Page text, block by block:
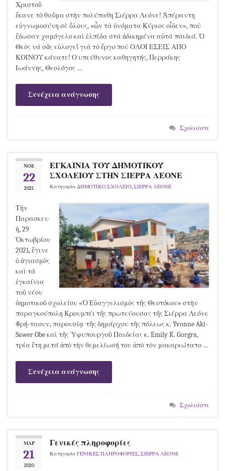
Χριστοῦ
ἔκανε τὸ θαῦμα στὴν πολύπαθη Σιέρρα Λεόνε! Ἀπέραντη
εὐγνωμοσύνη σὲ ὅλους, «ὧν τὰ ὀνόματα Κύριος οἶδεν», ποὺ
ἔδωσαν χαμόγελο καὶ ἐλπίδα στὰ ἀδικημένα αὐτὰ παιδιά. Ὁ
Θεὸς νὰ σᾶς εὐλογεῖ γιὰ τὸ ἔργο ποὺ ΟΛΟΙ ΕΣΕΙΣ ΑΠΟ
ΚΟΙΝΟΥ κάνατε! Ο υπεύθυνος καθηγητής, Περράκης
Ιωάννης, Θεολόγος …
Συνέχεια ανάγνωσης
Σχολιάστε
ΝΟΈ
22
2021
ΕΓΚΑΙΝΙΑ ΤΟΥ ΔΗΜΟΤΙΚΟΥ
ΣΧΟΛΕΙΟΥ ΣΤΗΝ ΣΙΕΡΡΑ ΛΕΟΝΕ
Κατηγορία ΔΗΜΟΤΙΚΟ ΣΧΟΛΕΙΟ,ΣΙΕΡΡΑ ΛΕΟΝΕ
Τὴν
Παρασκευ
ὴ, 29
Ὀκτωβρίου
2021, ἔγινε
ὁ ἁγιασμὸς
καὶ τὰ
ἐγκαίνια
τοῦ νέου
δημοτικοῦ σχολείου «Ὁ Εὐαγγελισμὸς τῆς Θεοτόκου» στὴν
παραγκούπολη Κρουμπέι τῆς πρωτεύουσας τῆς Σιέρρα Λεόνε
Φρή-ταουν, παρουσίᾳ τῆς δημάρχου τῆς πόλεως κ. Yvonne Aki-
Sawer Obe καὶ τῆς Ὑφυπουργοῦ Παιδείας κ. Emily K. Gorgra,
τρία ἔτη μετά ἀπὸ τὴν θεμελίωσή του ἀπὸ τὸν μακαριώτατο …
Συνέχεια ανάγνωσης
Σχολιάστε
ΜΑΡ
21
2020
Γενικές πληροφορίες
Κατηγορία ΓΕΝΙΚΕΣ ΠΛΗΡΟΦΟΡΙΕΣ,ΣΙΕΡΡΑ ΛΕΟΝΕ